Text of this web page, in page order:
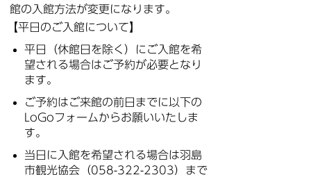
館の入館方法が変更になります。
【平日のご入館について】
平日（休館日を除く）にご入館を希
望される場合はご予約が必要となり
ます。
ご予約はご来館の前日までに以下の
LoGoフォームからお願いいたしま
す。
当日に入館を希望される場合は羽島
市観光協会（058-322-2303）まで